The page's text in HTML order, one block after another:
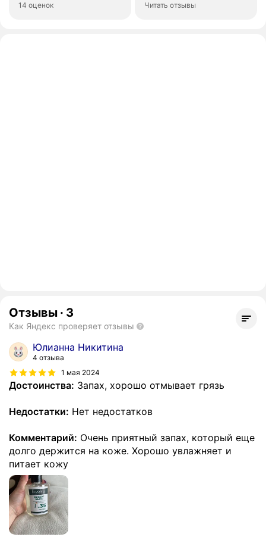
14 оценок Читать отзывы
Отзывы · 3
Как Яндекс проверяет отзывы
Юлианна Никитина
4 отзыва
1 мая 2024
Достоинства: Запах, хорошо отмывает грязь
Недостатки: Нет недостатков
Комментарий: Очень приятный запах, который еще
долго держится на коже. Хорошо увлажняет и
питает кожу